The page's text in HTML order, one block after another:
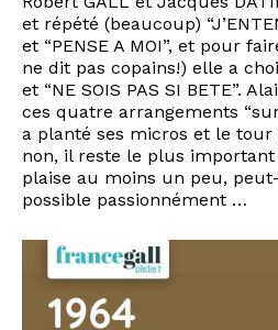
et répété (beaucoup)
et “PENSE A MOI”, et pour
ne dit pas copains!) elle a
et “NE SOIS PAS SI BETE”.
ces quatre arrangements “sur
a planté ses micros et le tour
non, il reste le plus
plaise au moins un peu,
possible passionnément …